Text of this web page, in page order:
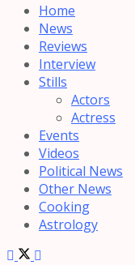
Home
News
Reviews
Interview
Stills
Actors
Actress
Events
Videos
Political News
Other News
Cooking
Astrology